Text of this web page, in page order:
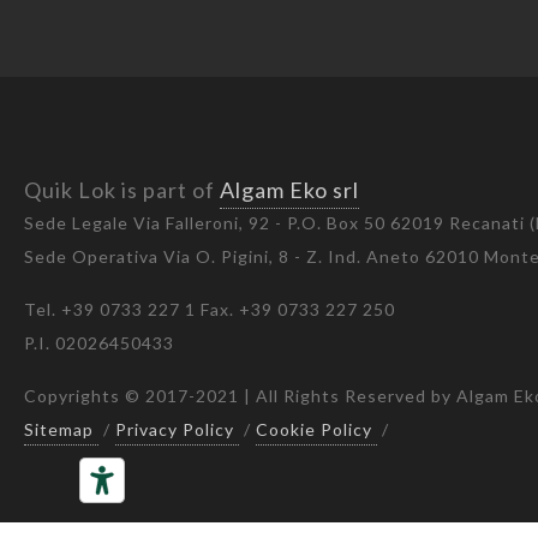
Quik Lok is part of Algam Eko srl
Sede Legale Via Falleroni, 92 - P.O. Box 50 62019 Recanati
Sede Operativa Via O. Pigini, 8 - Z. Ind. Aneto 62010
Tel. +39 0733 227 1 Fax. +39 0733 227 250
P.I. 02026450433
Copyrights © 2017-2021 | All Rights Reserved by Algam
Sitemap
/ Privacy Policy / Cookie Policy /